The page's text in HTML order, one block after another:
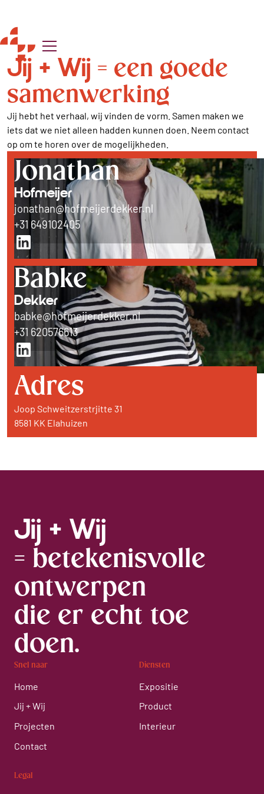
Jij + Wij = een goede
samenwerking
Jij hebt het verhaal, wij vinden de vorm. Samen maken we
iets dat we niet alleen hadden kunnen doen. Neem contact
op om te horen over de mogelijkheden.
Jonathan
Hofmeijer
jonathan@hofmeijerdekker.nl
+31 649102405
Babke
Dekker
babke@hofmeijerdekker.nl
+31 620576613
Adres
Joop Schweitzerstrjitte 31
8581 KK Elahuizen
Jij + Wij
= betekenisvolle
ontwerpen
die er echt toe
doen.
Snel naar
Home
Jij + Wij
Projecten
Contact
Diensten
Expositie
Product
Interieur
Legal